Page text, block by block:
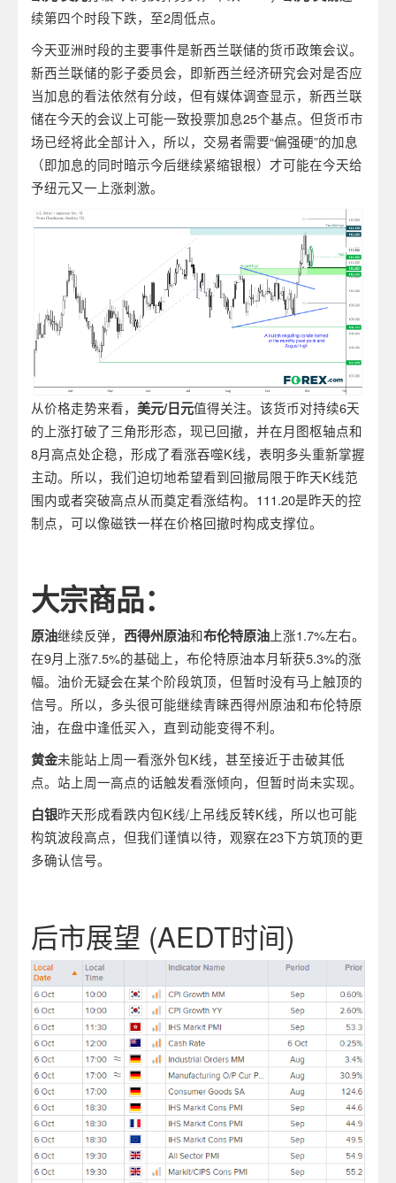
续第四个时段下跌，至2周低点。
今天亚洲时段的主要事件是新西兰联储的货币政策会议。
新西兰联储的影子委员会，即新西兰经济研究会对是否应
当加息的看法依然有分歧，但有媒体调查显示，新西兰联
储在今天的会议上可能一致投票加息25个基点。但货币市
场已经将此全部计入，所以，交易者需要“偏强硬”的加息
（即加息的同时暗示今后继续紧缩银根）才可能在今天给
予纽元又一上涨刺激。
从价格走势来看， 美元/日元值得关注。该货币对持续6天
的上涨打破了三角形形态，现已回撤，并在月图枢轴点和
8月高点处企稳，形成了看涨吞噬K线，表明多头重新掌握
主动。所以，我们迫切地希望看到回撤局限于昨天K线范
围内或者突破高点从而奠定看涨结构。111.20是昨天的控
制点，可以像磁铁一样在价格回撤时构成支撑位。
大宗商品：
原油继续反弹， 西得州原油和布伦特原油 上涨1.7%左右。
在9月上涨7.5%的基础上，布伦特原油本月斩获5.3%的涨
幅。油价无疑会在某个阶段筑顶，但暂时没有马上触顶的
信号。所以，多头很可能继续青睐西得州原油和布伦特原
油，在盘中逢低买入，直到动能变得不利。
黄金未能站上周一看涨外包K线，甚至接近于击破其低
点。站上周一高点的话触发看涨倾向，但暂时尚未实现。
白银昨天形成看跌内包K线/上吊线反转K线，所以也可能
构筑波段高点，但我们谨慎以待，观察在23下方筑顶的更
多确认信号。
后市展望 (AEDT时间)